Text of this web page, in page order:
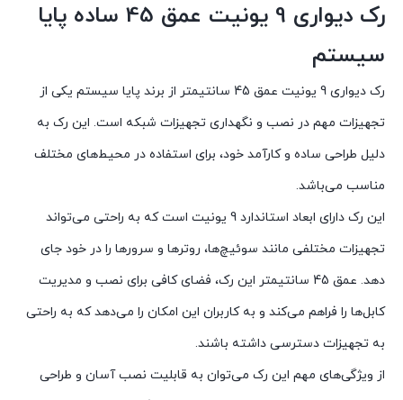
رک دیواری 9 یونیت عمق 45 ساده پایا
سیستم
رک دیواری 9 یونیت عمق 45 سانتیمتر از برند پایا سیستم یکی از
تجهیزات مهم در نصب و نگهداری تجهیزات شبکه است. این رک به
دلیل طراحی ساده و کارآمد خود، برای استفاده در محیط‌های مختلف
مناسب می‌باشد.
این رک دارای ابعاد استاندارد 9 یونیت است که به راحتی می‌تواند
تجهیزات مختلفی مانند سوئیچ‌ها، روترها و سرورها را در خود جای
دهد. عمق 45 سانتیمتر این رک، فضای کافی برای نصب و مدیریت
کابل‌ها را فراهم می‌کند و به کاربران این امکان را می‌دهد که به راحتی
به تجهیزات دسترسی داشته باشند.
از ویژگی‌های مهم این رک می‌توان به قابلیت نصب آسان و طراحی